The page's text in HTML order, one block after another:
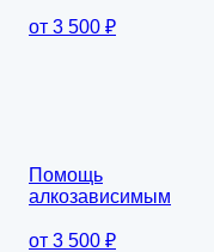
от 3 500 ₽
Помощь
алкозависимым
от 3 500 ₽